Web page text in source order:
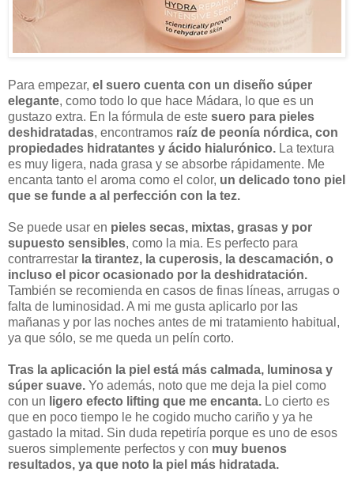
Para empezar, el suero cuenta con un diseño súper
elegante, como todo lo que hace Mádara, lo que es un
gustazo extra. En la fórmula de este suero para pieles
deshidratadas, encontramos raíz de peonía nórdica, con
propiedades hidratantes y ácido hialurónico. La textura
es muy ligera, nada grasa y se absorbe rápidamente. Me
encanta tanto el aroma como el color, un delicado tono piel
que se funde a al perfección con la tez.
Se puede usar en pieles secas, mixtas, grasas y por
supuesto sensibles, como la mia. Es perfecto para
contrarrestar la tirantez, la cuperosis, la descamación, o
incluso el picor ocasionado por la deshidratación.
También se recomienda en casos de finas líneas, arrugas o
falta de luminosidad. A mi me gusta aplicarlo por las
mañanas y por las noches antes de mi tratamiento habitual,
ya que sólo, se me queda un pelín corto.
Tras la aplicación la piel está más calmada, luminosa y
súper suave. Yo además, noto que me deja la piel como
con un ligero efecto lifting que me encanta. Lo cierto es
que en poco tiempo le he cogido mucho cariño y ya he
gastado la mitad. Sin duda repetiría porque es uno de esos
sueros simplemente perfectos y con muy buenos
resultados, ya que noto la piel más hidratada.